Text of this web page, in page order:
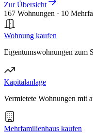
Zur Übersicht
167 Wohnungen · 10
Wohnung kaufen
Eigentumswohnungen zum
Kapitalanlage
Vermietete Wohnungen mit
Mehrfamilienhaus kaufen